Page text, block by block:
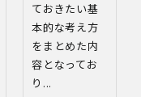
ておきたい基
本的な考え方
をまとめた内
容となってお
り...